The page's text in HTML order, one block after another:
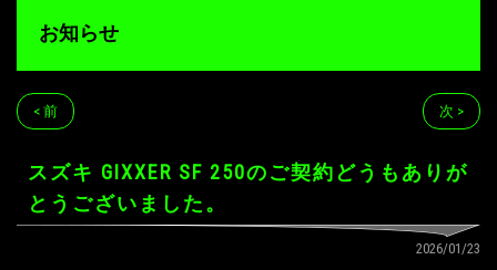
お知らせ
< 前 次 >
スズキ GIXXER SF 250のご契約どうもありが
とうございました。
2026/01/23